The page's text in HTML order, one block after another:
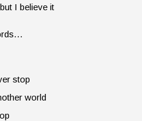
I believe it
stop
world